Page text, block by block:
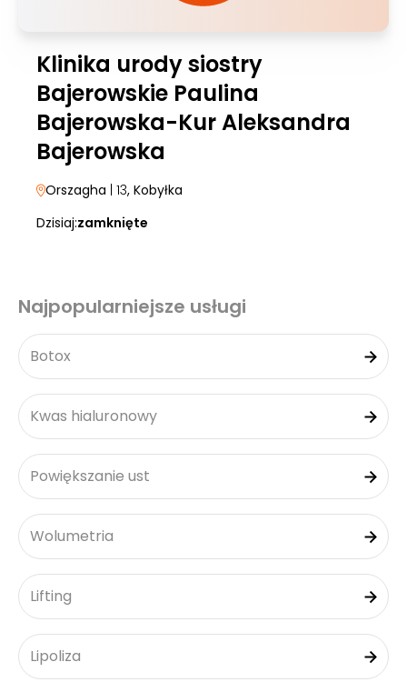
Klinika urody siostry
Bajerowskie Paulina
Bajerowska-Kur Aleksandra
Bajerowska
Orszagha | 13, Kobyłka
Dzisiaj:zamknięte
Najpopularniejsze usługi
Botox
Kwas hialuronowy
Powiększanie ust
Wolumetria
Lifting
Lipoliza